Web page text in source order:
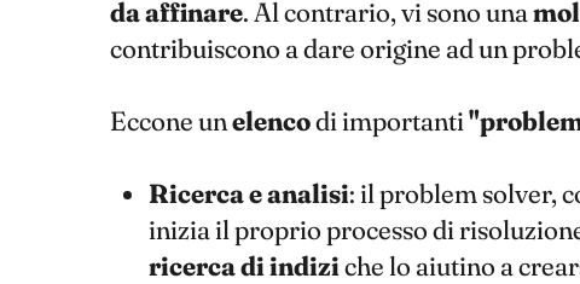
da affinare. Al contrario, vi sono una
contribuiscono a dare origine ad un
Eccone unelencodi importanti
Ricerca e analisi: il problem solver,
inizia il proprio processo di
ricerca di indiziche lo aiutino a